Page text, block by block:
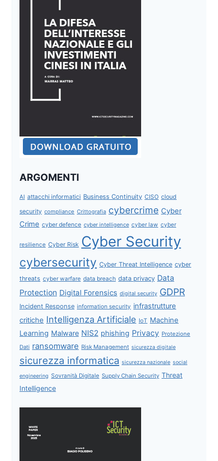
ARGOMENTI
AI attacchi informatici Business Continuity CISO cloud
security compliance Crittografia cybercrime Cyber
Crime cyber defence cyber intelligence cyber law cyber
resilience Cyber Risk Cyber Security
cybersecurity Cyber Threat Intelligence cyber
threats cyber warfare data breach data privacy Data
Protection Digital Forensics digital security GDPR
Incident Response information security infrastrutture
critiche Intelligenza Artificiale IoT Machine
Learning Malware NIS2 phishing Privacy Protezione
Dati ransomware Risk Management sicurezza digitale
sicurezza informatica sicurezza nazionale social
engineering Sovranità Digitale Supply Chain Security Threat
Intelligence